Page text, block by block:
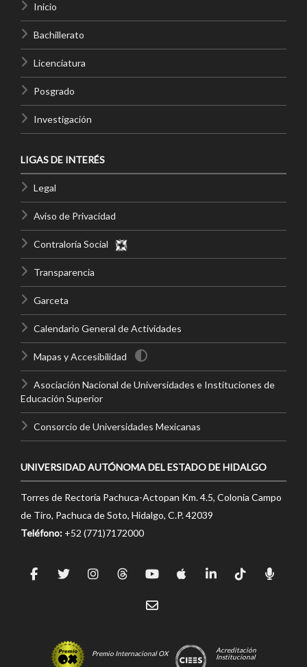
Inicio
Bachillerato
Licenciatura
Posgrado
Investigación
LIGAS DE INTERÉS
Legal
Aviso de Privacidad
Contraloría Social
Transparencia
Garceta
Calendario General de Actividades
Mapas y Accesibilidad
Asociación Nacional de Universidades e Instituciones de
Educación Superior
Consorcio de Universidades Mexicanas
UNIVERSIDAD AUTÓNOMA DEL ESTADO DE HIDALGO
Torres de Rectoría Pachuca-Actopan Km. 4.5, Colonia Campo
de Tiro, Pachuca de Soto, Hidalgo, C.P. 42039
Teléfono: +52 (771)7172000
Premio Internacional OX
Acreditación
Institucional